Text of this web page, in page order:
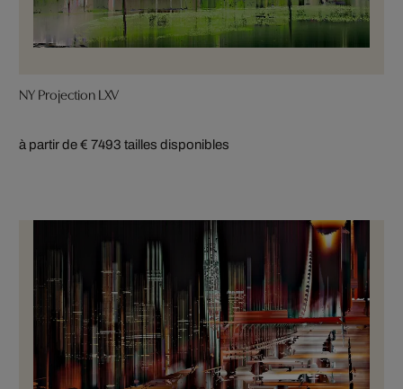
NY Projection LXV
à partir de € 7493 tailles disponibles